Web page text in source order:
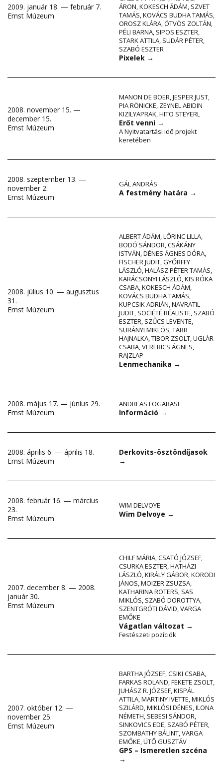
2009. január 18. — február 7.
Ernst Múzeum
ÁRON,KOKESCH ÁDÁM, SZVET
TAMÁS,KOVÁCS BUDHA TAMÁS,
OROSZ KLÁRA,ÖTVÖS ZOLTÁN,
PÉLI BARNA, SIPOS ESZTER,
STARK ATTILA, SUDÁR PÉTER,
SZABÓ ESZTER
Pixelek →
2008. november 15. —
december 15.
Ernst Múzeum
MANON DE BOER,JESPER JUST,
PIA RÖNICKE, ZEYNEL ABIDIN
KIZILYAPRAK,HITO STEYERL
Erőt venni →
A Nyitvatartási idő projekt
keretében
2008. szeptember 13. —
november 2.
Ernst Múzeum
GÁL ANDRÁS
A festmény határa →
2008. július 10. — augusztus
31.
Ernst Múzeum
ALBERT ÁDÁM,LŐRINC LILLA,
BODÓ SÁNDOR,CSÁKÁNY
ISTVÁN,DÉNES ÁGNES DÓRA,
FISCHER JUDIT,GYŐRFFY
LÁSZLÓ,HALÁSZ PÉTER TAMÁS,
KARÁCSONYI LÁSZLÓ,KIS RÓKA
CSABA,KOKESCH ÁDÁM,
KOVÁCS BUDHA TAMÁS,
KUPCSIK ADRIÁN,NAVRATIL
JUDIT, SOCIÉTÉ RÉALISTE, SZABÓ
ESZTER, SZŰCS LEVENTE,
SURÁNYI MIKLÓS,TARR
HAJNALKA,TIBOR ZSOLT,UGLÁR
CSABA,VEREBICS ÁGNES,
RAJZLAP
Lenmechanika →
2008. május 17. — június 29.
Ernst Múzeum
ANDREAS FOGARASI
Információ →
2008. április 6. — április 18.
Ernst Múzeum
Derkovits-ösztöndíjasok
→
2008. február 16. — március
23.
Ernst Múzeum
WIM DELVOYE
Wim Delvoye →
2007. december 8. — 2008.
január 30.
Ernst Múzeum
CHILF MÁRIA,CSATÓ JÓZSEF,
CSURKA ESZTER,HATHÁZI
LÁSZLÓ,KIRÁLY GÁBOR,KORODI
JÁNOS,MOIZER ZSUZSA,
KATHARINA ROTERS, SAS
MIKLÓS, SZABÓ DOROTTYA,
SZENTGRÓTI DÁVID,VARGA
EMŐKE
Vágatlan változat →
Festészeti pozíciók
2007. október 12. —
november 25.
Ernst Múzeum
BARTHA JÓZSEF,CSIKI CSABA,
FARKAS ROLAND,FEKETE ZSOLT,
JUHÁSZ R. JÓZSEF,KISPÁL
ATTILA,MARTINY IVETTE,MIKLÓS
SZILÁRD,MIKLÓSI DÉNES,ILONA
NÉMETH, SEBESI SÁNDOR,
SINKOVICS EDE, SZABÓ PÉTER,
SZOMBATHY BÁLINT,VARGA
EMŐKE,ÜTŐ GUSZTÁV
GPS – Ismeretlen szcéna
→